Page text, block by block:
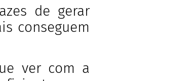
de gerar
conseguem
ver com a